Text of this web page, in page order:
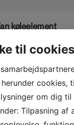
køleelement
Original
price
125,00 kr..
100,00kr.Current
price
til cookies
cookies,
om dig
Tilpasning af